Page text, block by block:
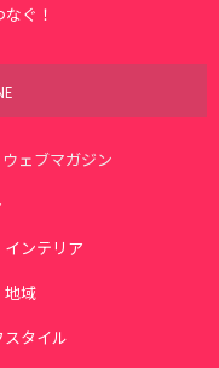
ぐ！
ェブマガジン
ンテリア
地域
スタイル